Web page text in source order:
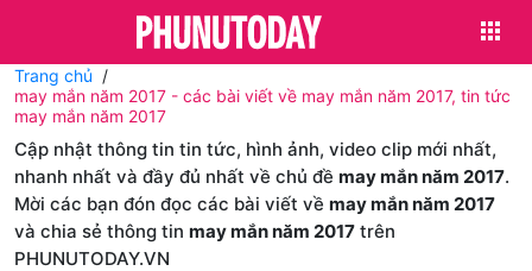
Trang chủ
may mắn năm 2017 - các bài viết về may mắn năm 2017, tin tức
may mắn năm 2017
Cập nhật thông tin tin tức, hình ảnh, video clip mới nhất,
nhanh nhất và đầy đủ nhất về chủ đề may mắn năm 2017.
Mời các bạn đón đọc các bài viết về may mắn năm 2017
và chia sẻ thông tin may mắn năm 2017 trên
PHUNUTODAY.VN